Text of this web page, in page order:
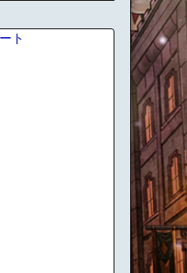
ト